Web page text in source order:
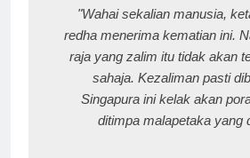
"Wahai sekalian manusia,
redha menerima kematian ini.
raja yang zalim itu tidak akan
sahaja. Kezaliman pasti
Singapura ini kelak akan
ditimpa malapetaka yang